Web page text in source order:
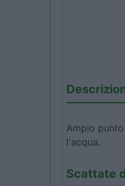
Ampio
l'acqua.
Scattate